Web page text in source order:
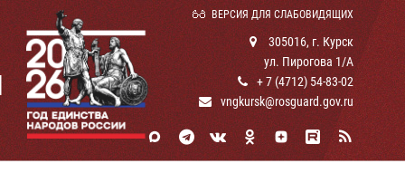
ВЕРСИЯ ДЛЯ СЛАБОВИДЯЩИХ
305016, г. Курск
ул. Пирогова 1/А
+ 7 (4712) 54-83-02
vngkursk@rosguard.gov.ru